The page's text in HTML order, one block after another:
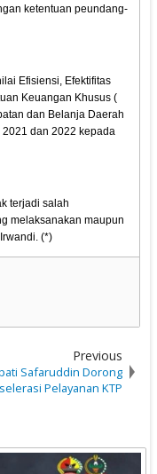
ketentuan peundang-
Efisiensi, Efektifitas
Keuangan Khusus (
dan Belanja Daerah
2021 dan 2022 kepada
terjadi salah
melaksanakan maupun
(*)
Previous
Safaruddin Dorong
Pelayanan KTP